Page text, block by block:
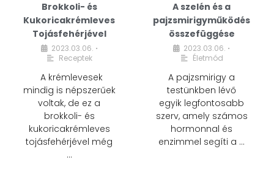
Brokkoli- és
Kukoricakrémleves
Tojásfehérjével
2023.03.06. •
Receptek
A krémlevesek
mindig is népszerűek
voltak, de ez a
brokkoli- és
kukoricakrémleves
tojásfehérjével még
…
A szelén és a
pajzsmirigyműködés
összefüggése
2023.03.06. •
Életmód
A pajzsmirigy a
testünkben lévő
egyik legfontosabb
szerv, amely számos
hormonnal és
enzimmel segíti a …